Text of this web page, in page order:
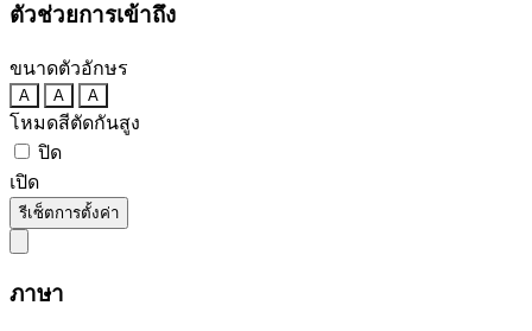
ตัวช่วยการเข้าถึง
ขนาดตัวอักษร
A A A
โหมดสีตัดกันสูง
ปิด
เปิด
รีเซ็ตการตั้งค่า
ภาษา